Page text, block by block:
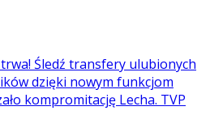
Śledź transfery ulubionych
dzięki nowym funkcjom
kompromitację Lecha. TVP